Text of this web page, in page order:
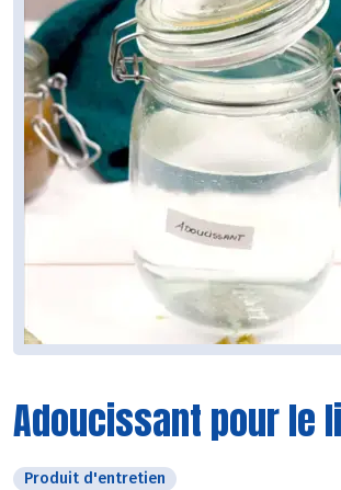
Adoucissant pour le
Produit d'entretien